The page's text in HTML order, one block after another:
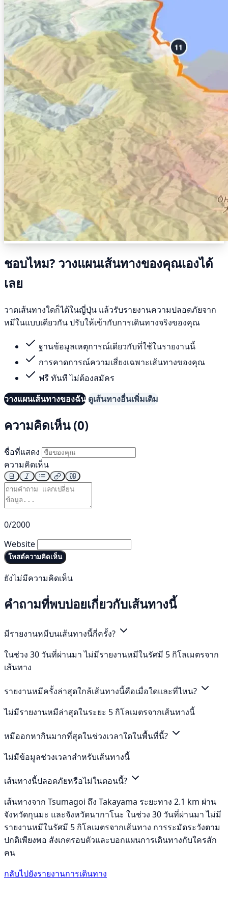
ชอบไหม? วางแผนเส้นทางของคุณเองได้
เลย
วาดเส้นทางใดก็ได้ในญี่ปุ่น แล้วรับรายงานความปลอดภัยจาก
หมีในแบบเดียวกัน ปรับให้เข้ากับการเดินทางจริงของคุณ
ฐานข้อมูลเหตุการณ์เดียวกับที่ใช้ในรายงานนี้
การคาดการณ์ความเสี่ยงเฉพาะเส้นทางของคุณ
ฟรี ทันที ไม่ต้องสมัคร
วางแผนเส้นทางของฉัน ดูเส้นทางอื่นเพิ่มเติม
ความคิดเห็น (0)
ชื่อที่แสดง
ความคิดเห็น
0/2000
Website
โพสต์ความคิดเห็น
ยังไม่มีความคิดเห็น
คำถามที่พบบ่อยเกี่ยวกับเส้นทางนี้
มีรายงานหมีบนเส้นทางนี้กี่ครั้ง?
ในช่วง 30 วันที่ผ่านมา ไม่มีรายงานหมีในรัศมี 5 กิโลเมตรจาก
เส้นทาง
รายงานหมีครั้งล่าสุดใกล้เส้นทางนี้คือเมื่อใดและที่ไหน?
ไม่มีรายงานหมีล่าสุดในระยะ 5 กิโลเมตรจากเส้นทางนี้
หมีออกหากินมากที่สุดในช่วงเวลาใดในพื้นที่นี้?
ไม่มีข้อมูลช่วงเวลาสำหรับเส้นทางนี้
เส้นทางนี้ปลอดภัยหรือไม่ในตอนนี้?
เส้นทางจาก Tsumagoi ถึง Takayama ระยะทาง 2.1 km ผ่าน
จังหวัดกุนมะ และจังหวัดนากาโนะ ในช่วง 30 วันที่ผ่านมา ไม่มี
รายงานหมีในรัศมี 5 กิโลเมตรจากเส้นทาง การระมัดระวังตาม
ปกติเพียงพอ สังเกตรอบตัวและบอกแผนการเดินทางกับใครสัก
คน
กลับไปยังรายงานการเดินทาง